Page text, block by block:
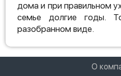
дома и при правильном
семье долгие годы.
разобранном виде.
О